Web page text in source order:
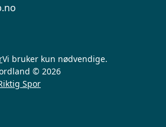
Vi bruker kun nødvendige.
© 2026
Spor